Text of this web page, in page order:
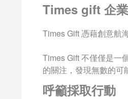
Times gift 企
Times Gift 憑藉創意航
Times Gift不僅僅是一
的關注，發現無數的可
呼籲採取行動